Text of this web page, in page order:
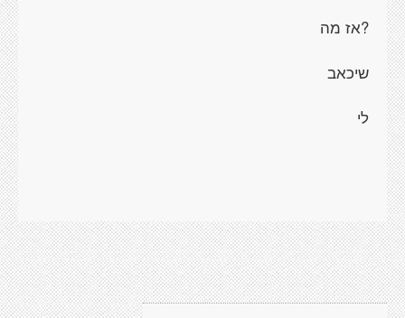
?אז מה
שיכאב
לי